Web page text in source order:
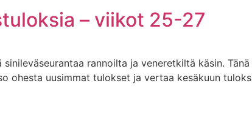
– viikot 25-27
rannoilta ja veneretkiltä käsin.
ohesta uusimmat tulokset ja vertaa kesäkuun